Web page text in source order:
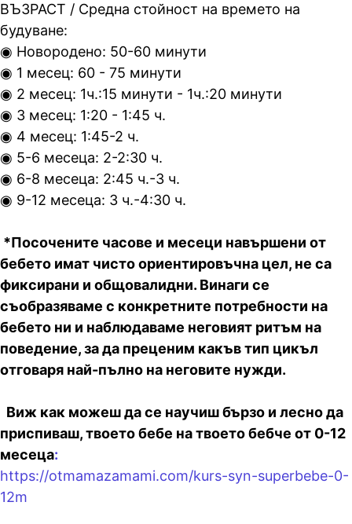
ВЪЗРАСТ / Средна стойност на времето на
будуване:
◉ Новородено: 50-60 минути
◉ 1 месец: 60 - 75 минути
◉ 2 месец: 1ч.:15 минути - 1ч.:20 минути
◉ 3 месец: 1:20 - 1:45 ч.
◉ 4 месец: 1:45-2 ч.
◉ 5-6 месеца: 2-2:30 ч.
◉ 6-8 месеца: 2:45 ч.-3 ч.
◉ 9-12 месеца: 3 ч.-4:30 ч.
*Посочените часове и месеци навършени от
бебето имат чисто ориентировъчна цел, не са
фиксирани и общовалидни. Винаги се
съобразяваме с конкретните потребности на
бебето ни и наблюдаваме неговият ритъм на
поведение, за да преценим какъв тип цикъл
отговаря най-пълно на неговите нужди.
Виж как можеш да се научиш бързо и лесно да
приспиваш, твоето бебе на твоето бебче от 0-12
месеца:
https://otmamazamami.com/kurs-syn-superbebe-0-
12m